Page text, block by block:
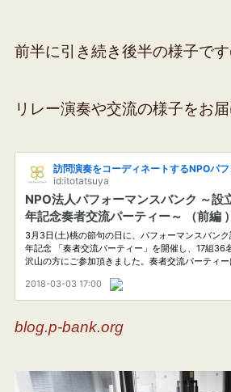
前半に引き続き後半の様子で
リレー演奏や交流の様子をお届
blog.p-bank.org